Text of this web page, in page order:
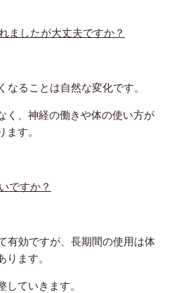
ましたが大丈夫ですか？
なることは自然な変化です。
く、神経の働きや体の使い方が
す。
ですか？
有効ですが、長期間の使用は体
ます。
ていきます。